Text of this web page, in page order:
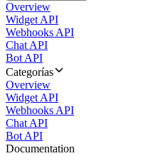
Overview
Widget API
Webhooks API
Chat API
Bot API
Categorías
Overview
Widget API
Webhooks API
Chat API
Bot API
Documentation